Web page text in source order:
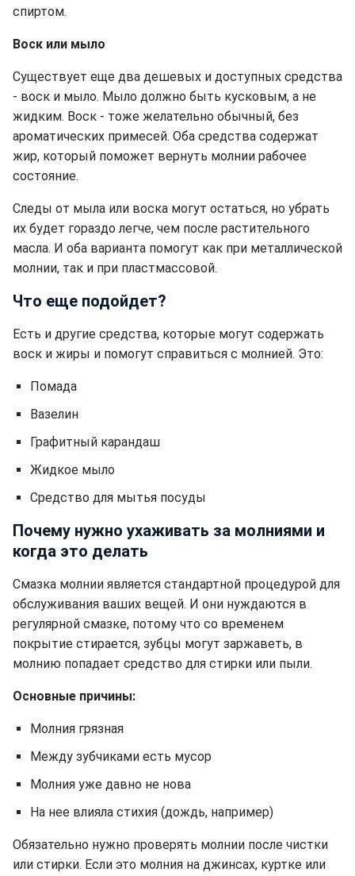
спиртом.
Воск или мыло
Существует еще два дешевых и доступных средства
- воск и мыло. Мыло должно быть кусковым, а не
жидким. Воск - тоже желательно обычный, без
ароматических примесей. Оба средства содержат
жир, который поможет вернуть молнии рабочее
состояние.
Следы от мыла или воска могут остаться, но убрать
их будет гораздо легче, чем после растительного
масла. И оба варианта помогут как при металлической
молнии, так и при пластмассовой.
Что еще подойдет?
Есть и другие средства, которые могут содержать
воск и жиры и помогут справиться с молнией. Это:
Помада
Вазелин
Графитный карандаш
Жидкое мыло
Средство для мытья посуды
Почему нужно ухаживать за молниями и
когда это делать
Смазка молнии является стандартной процедурой для
обслуживания ваших вещей. И они нуждаются в
регулярной смазке, потому что со временем
покрытие стирается, зубцы могут заржаветь, в
молнию попадает средство для стирки или пыли.
Основные причины:
Молния грязная
Между зубчиками есть мусор
Молния уже давно не нова
На нее влияла стихия (дождь, например)
Обязательно нужно проверять молнии после чистки
или стирки. Если это молния на джинсах, куртке или